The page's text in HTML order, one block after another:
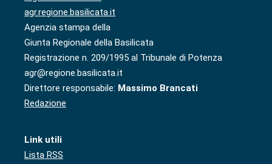
agr.regione.basilicata.it
Agenzia stampa della
Giunta Regionale della Basilicata
Registrazione n. 209/1995 al Tribunale di Potenza
agr@regione.basilicata.it
Direttore responsabile: Massimo Brancati
Redazione
Link utili
Lista RSS